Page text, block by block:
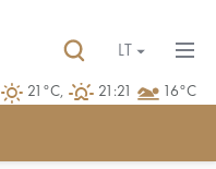
21°C, 21:21 16°C
LT